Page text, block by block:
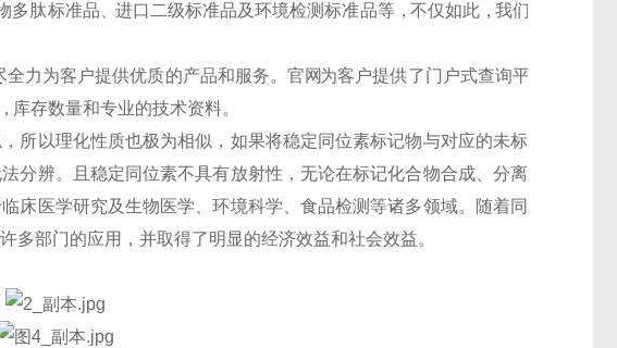
多 肽 标 准 品 、进 口 二 级 标 准 品 及 环 境 检 测 标 准 品 等 ，不 仅 如 此 ，我 们
力 为 客 户 提 供 优 质 的 产 品 和 服 务 。 官 网为 客 户 提 供 了 门 户 式 查 询 平
存 数 量 和 专 业 的 技 术 资 料 。
所以理化性质也极为相似，如果将稳定同位素标记物与对应的未标
分辨。且稳定同位素不具有放射性，无论在标记化合物合成、分离
床医学研究及生物医学、环境科学、食品检测等诸多领域。随着同
部门的应用，并取得了明显的经济效益和社会效益。